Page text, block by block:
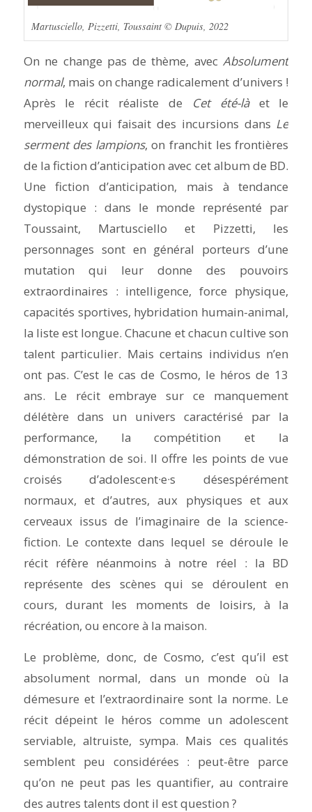
Martusciello, Pizzetti, Toussaint © Dupuis, 2022
On ne change pas de thème, avecAbsolument
normal, mais on change radicalement d’univers !
Après le récit réaliste de Cet été-làet le
merveilleux qui faisait des incursions dans Le
serment des lampions, on franchit les frontières
de la fiction d’anticipation avec cet album de BD.
Une fiction d’anticipation, mais à tendance
dystopique : dans le monde représenté par
Toussaint, Martusciello et Pizzetti, les
personnages sont en général porteurs d’une
mutation qui leur donne des pouvoirs
extraordinaires : intelligence, force physique,
capacités sportives, hybridation humain-animal,
la liste est longue. Chacune et chacun cultive son
talent particulier. Mais certains individus n’en
ont pas. C’est le cas de Cosmo, le héros de 13
ans. Le récit embraye sur ce manquement
délétère dans un univers caractérisé par la
performance, la compétition et la
démonstration de soi. Il offre les points de vue
croisés d’adolescent·e·s désespérément
normaux, et d’autres, aux physiques et aux
cerveaux issus de l’imaginaire de la science-
fiction. Le contexte dans lequel se déroule le
récit réfère néanmoins à notre réel : la BD
représente des scènes qui se déroulent en
cours, durant les moments de loisirs, à la
récréation, ou encore à la maison.
Le problème, donc, de Cosmo, c’est qu’il est
absolument normal, dans un monde où la
démesure et l’extraordinaire sont la norme. Le
récit dépeint le héros comme un adolescent
serviable, altruiste, sympa. Mais ces qualités
semblent peu considérées : peut-être parce
qu’on ne peut pas les quantifier, au contraire
des autres talents dont il est question ?